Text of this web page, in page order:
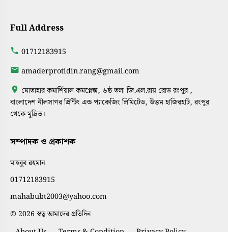
Full Address
01712183915
amaderprotidin.rang@gmail.com
মোতাহার কমার্শিয়াল কমপ্লেক্স, ৬ষ্ঠ তলা জি.এল.রায় রোড রংপুর ,
বাংলাদেশ নীলসাগর প্রিন্টিং এন্ড প্যাকেজিং লিমিটেড, উত্তম হাজিরহাট, রংপুর
থেকে মুদ্রিত।
সম্পাদক ও প্রকাশক
মাহবুব রহমান
01712183915
mahabubt2003@yahoo.com
© 2026 স্বত্ব আমাদের প্রতিদিন